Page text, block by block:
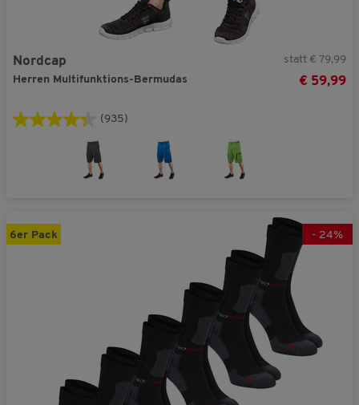
Nordcap
Herren Multifunktions-Bermudas
statt € 79,99
€ 59,99
(935)
6er Pack - 24%